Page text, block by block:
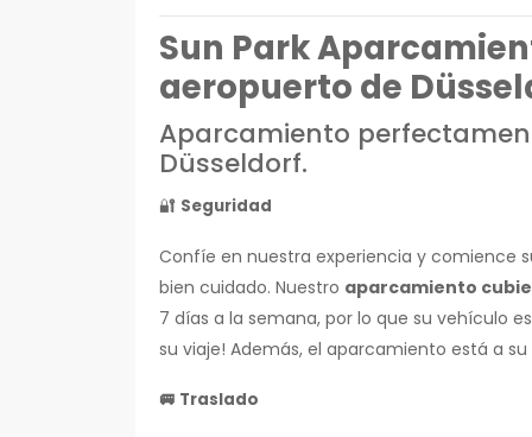
Sun Park
aeropuerto de
Aparcamiento
Düsseldorf.
🔐 Seguridad
Confíe en nuestra experiencia y comience
bien cuidado. Nuestro aparcamiento
7 días a la semana, por lo que su vehículo
su viaje! Además, el aparcamiento está a
🚐 Traslado